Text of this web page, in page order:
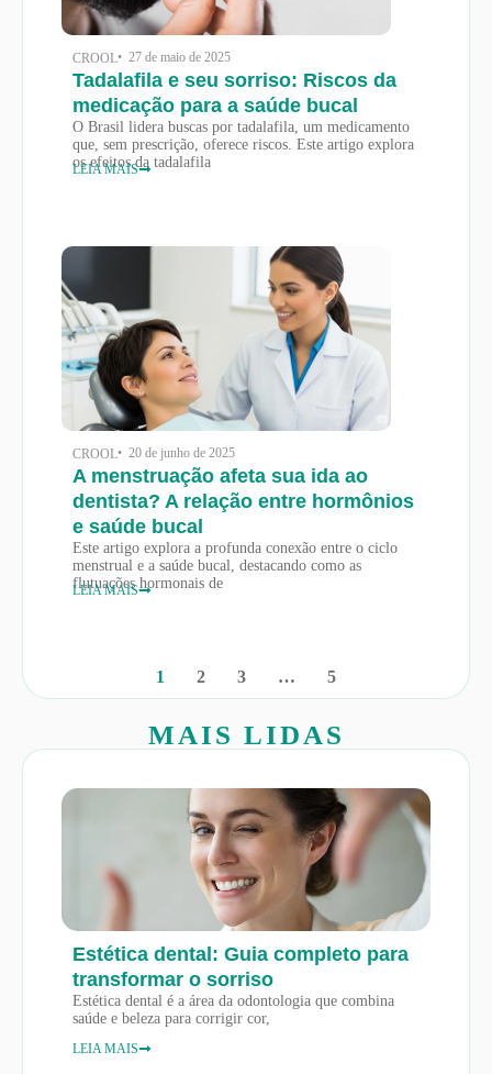
CROOL• 27 de maio de 2025
Tadalafila e seu sorriso: Riscos da
medicação para a saúde bucal
O Brasil lidera buscas por tadalafila, um medicamento
que, sem prescrição, oferece riscos. Este artigo explora
os efeitos da tadalafila
LEIA MAIS
CROOL• 20 de junho de 2025
A menstruação afeta sua ida ao
dentista? A relação entre hormônios
e saúde bucal
Este artigo explora a profunda conexão entre o ciclo
menstrual e a saúde bucal, destacando como as
flutuações hormonais de
LEIA MAIS
1 2 3 … 5
MAIS LIDAS
Estética dental: Guia completo para
transformar o sorriso
Estética dental é a área da odontologia que combina
saúde e beleza para corrigir cor,
LEIA MAIS